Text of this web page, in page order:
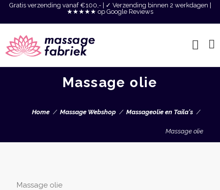
Gratis verzending vanaf €100,- | ✓ Verzending binnen 2 werkdagen |
★★★★★ op Google Reviews
Massage olie
Home Massage Webshop Massageolie en Taila's
Massage olie
Massage olie